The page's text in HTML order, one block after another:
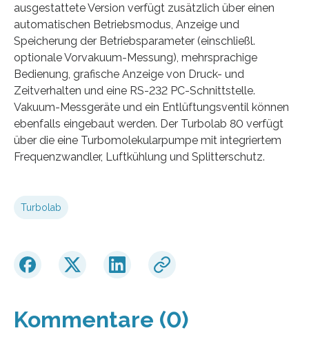
ausgestattete Version verfügt zusätzlich über einen
automatischen Betriebsmodus, Anzeige und
Speicherung der Betriebsparameter (einschließl.
optionale Vorvakuum-Messung), mehrsprachige
Bedienung, grafische Anzeige von Druck- und
Zeitverhalten und eine RS-232 PC-Schnittstelle.
Vakuum-Messgeräte und ein Entlüftungsventil können
ebenfalls eingebaut werden. Der Turbolab 80 verfügt
über die eine Turbomolekularpumpe mit integriertem
Frequenzwandler, Luftkühlung und Splitterschutz.
Turbolab
Kommentare (0)